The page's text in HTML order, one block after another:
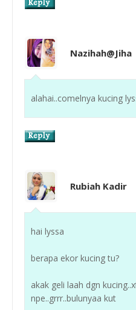
Nazihah@Jiha
alahai..comelnya kucing
Rubiah Kadir
hai lyssa
berapa ekor kucing tu?
akak geli laah dgn
npe..grrr..bulunyaa kut